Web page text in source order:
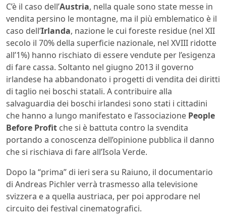
C’è il caso dell’Austria, nella quale sono state messe in
vendita persino le montagne, ma il più emblematico è il
caso dell’Irlanda, nazione le cui foreste residue (nel XII
secolo il 70% della superficie nazionale, nel XVIII ridotte
all’1%) hanno rischiato di essere vendute per l’esigenza
di fare cassa. Soltanto nel giugno 2013 il governo
irlandese ha abbandonato i progetti di vendita dei diritti
di taglio nei boschi statali. A contribuire alla
salvaguardia dei boschi irlandesi sono stati i cittadini
che hanno a lungo manifestato e l’associazione People
Before Profit che si è battuta contro la svendita
portando a conoscenza dell’opinione pubblica il danno
che si rischiava di fare all’Isola Verde.
Dopo la “prima” di ieri sera su Raiuno, il documentario
di Andreas Pichler verrà trasmesso alla televisione
svizzera e a quella austriaca, per poi approdare nel
circuito dei festival cinematografici.